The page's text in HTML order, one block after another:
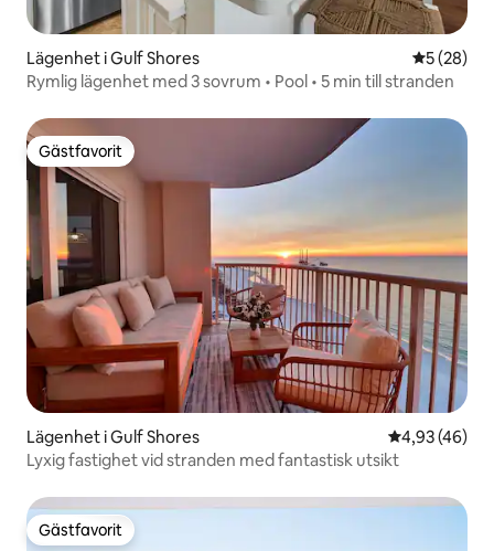
Lägenhet i Gulf Shores 5 av 5 i
5 (28)
Rymlig lägenhet med 3 sovrum • Pool • 5 min till stranden
Gästfavorit
Gästfavorit
Lägenhet i Gulf Shores 4,93 av 5 i
4,93 (46)
Lyxig fastighet vid stranden med fantastisk utsikt
Gästfavorit
Gästfavorit